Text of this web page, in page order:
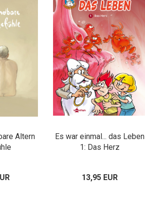
Altern
Es war einmal... das Leben
1: Das Herz
13,95 EUR